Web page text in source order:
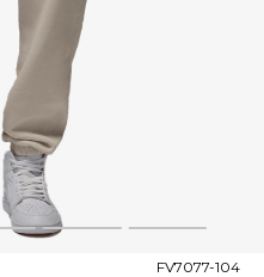
4 5
FV7077-104